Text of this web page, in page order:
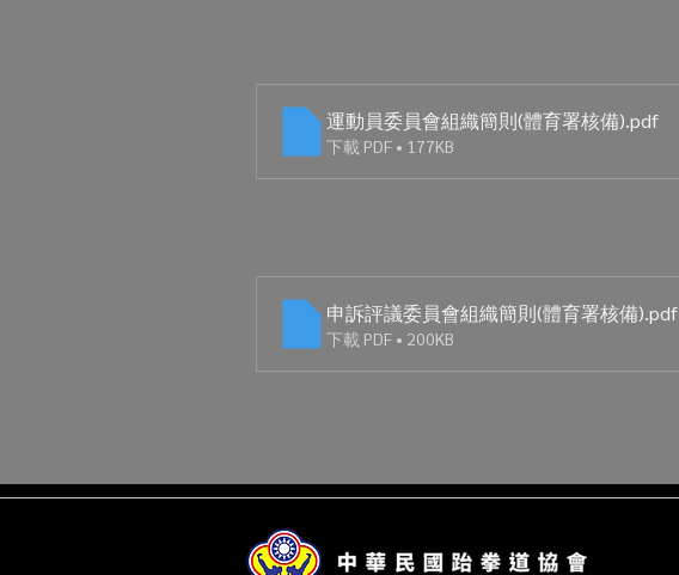
運動員委員會組織簡則(體育署核備).pdf
下載 PDF • 177KB
申訴評議委員會組織簡則(體育署核備).pdf
下載 PDF • 200KB